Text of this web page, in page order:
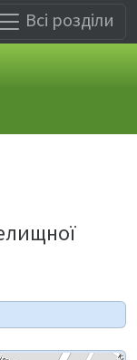
Всі розділи